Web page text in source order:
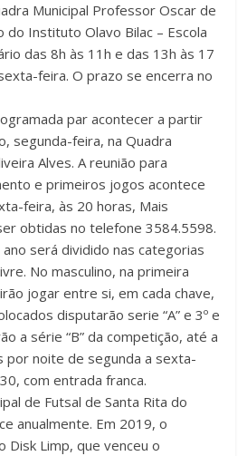
Municipal Professor Oscar de
do Instituto Olavo Bilac – Escola
das 8h às 11h e das 13h às 17
feira. O prazo se encerra no
par acontecer a partir
segunda-feira, na Quadra
Alves. A reunião para
e primeiros jogos acontece
feira, às 20 horas, Mais
obtidas no telefone 3584.5598.
será dividido nas categorias
No masculino, na primeira
jogar entre si, em cada chave,
disputarão serie “A” e 3º e
a série “B” da competição, até a
por noite de segunda a sexta-
com entrada franca.
de Futsal de Santa Rita do
anualmente. Em 2019, o
Disk Limp, que venceu o